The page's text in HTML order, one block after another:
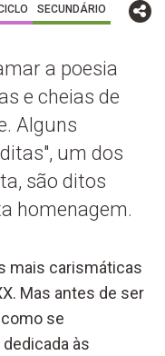
SECUNDÁRIO
a poesia
e cheias de
Alguns
um dos
são ditos
homenagem.
mais carismáticas
Mas antes de ser
como se
às